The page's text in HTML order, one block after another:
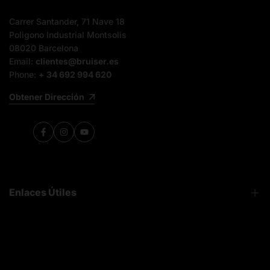
Carrer Santander, 71 Nave 18
Poligono Industrial Montsolis
08020 Barcelona
Email: clientes@bruiser.es
Phone: + 34 692 994 620
Obtener Dirección
FacebookInstagramYouTube
Enlaces Útiles